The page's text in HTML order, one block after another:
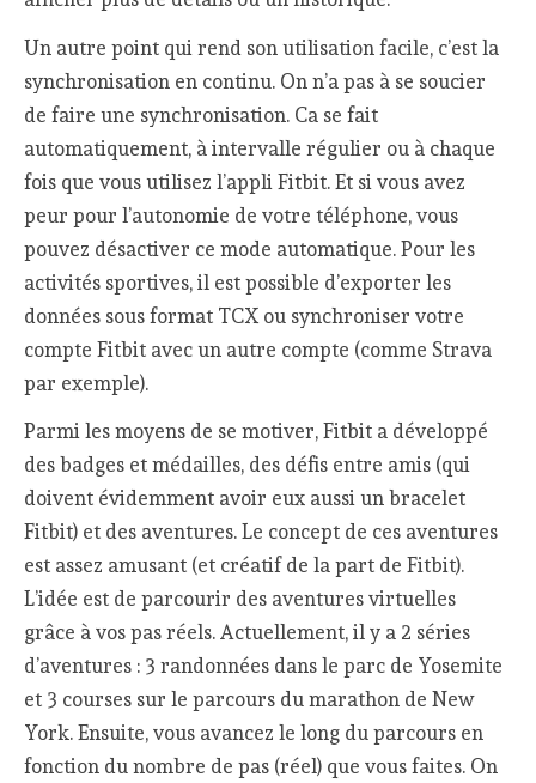
Un autre point qui rend son utilisation facile, c’est la
synchronisation en continu. On n’a pas à se soucier
de faire une synchronisation. Ca se fait
automatiquement, à intervalle régulier ou à chaque
fois que vous utilisez l’appli Fitbit. Et si vous avez
peur pour l’autonomie de votre téléphone, vous
pouvez désactiver ce mode automatique. Pour les
activités sportives, il est possible d’exporter les
données sous format TCX ou synchroniser votre
compte Fitbit avec un autre compte (comme Strava
par exemple).
Parmi les moyens de se motiver, Fitbit a développé
des badges et médailles, des défis entre amis (qui
doivent évidemment avoir eux aussi un bracelet
Fitbit) et des aventures. Le concept de ces aventures
est assez amusant (et créatif de la part de Fitbit).
L’idée est de parcourir des aventures virtuelles
grâce à vos pas réels. Actuellement, il y a 2 séries
d’aventures : 3 randonnées dans le parc de Yosemite
et 3 courses sur le parcours du marathon de New
York. Ensuite, vous avancez le long du parcours en
fonction du nombre de pas (réel) que vous faites. On